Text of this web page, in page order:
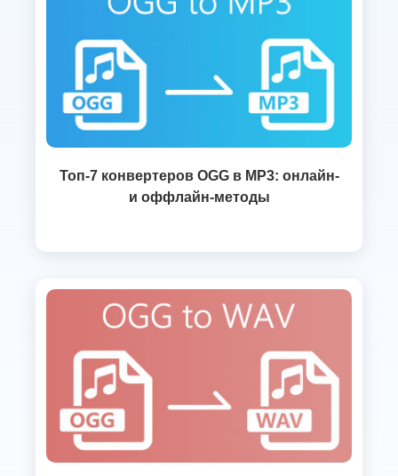
Топ-7 конвертеров OGG в MP3: онлайн-
и оффлайн-методы